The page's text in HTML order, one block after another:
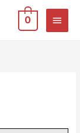
MAIN
0